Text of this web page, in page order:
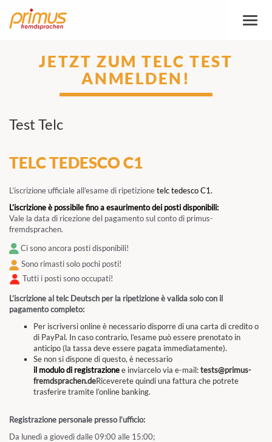
Attiva
JETZT ZUM TELC TEST
ANMELDEN!
Test Telc
TELC TEDESCO C1
L’iscrizione ufficiale all’esame di ripetizionetelc tedesco C1.
L’iscrizione è possibile fino a esaurimento dei posti disponibili:
Vale la data di ricezione del pagamento sul conto di primus-
fremdsprachen.
Ci sono ancora posti disponibili!
Sono rimasti solo pochi posti!
Tutti i posti sono occupati!
L’iscrizione al telc Deutsch per la ripetizione è valida solo con il
pagamento completo:
Per iscriversi online è necessario disporre di una carta di credito o
di PayPal. In caso contrario, l’esame può essere prenotato in
anticipo (la tassa deve essere pagata immediatamente).
Se non si dispone di questo, è necessario
il modulo di registrazionee inviarcelo via e-mail:tests@primus-
fremdsprachen.deRiceverete quindi una fattura che potrete
trasferire tramite l’online banking.
Registrazione personale presso l’ufficio:
Da lunedì a giovedì dalle 09:00 alle 15:00;